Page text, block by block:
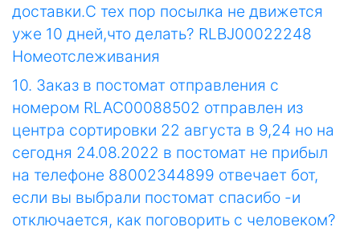
доставки.С тех пор посылка не движется
уже 10 дней,что делать? RLBJ00022248
Номеотслеживания
10. Заказ в постомат отправления с
номером RLAC00088502 отправлен из
центра сортировки 22 августа в 9,24 но на
сегодня 24.08.2022 в постомат не прибыл
на телефоне 88002344899 отвечает бот,
если вы выбрали постомат спасибо -и
отключается, как поговорить с человеком?